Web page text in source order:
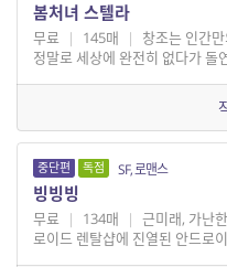
봄처녀 스텔라
무료 | 145매 |
창조는 인간
정말로 세상에 완전히 없다가 돌
중단편 독점 SF, 로맨스
빙빙빙
무료 | 134매 | 근미래, 가난
로이드 렌탈샵에 진열된 안드로